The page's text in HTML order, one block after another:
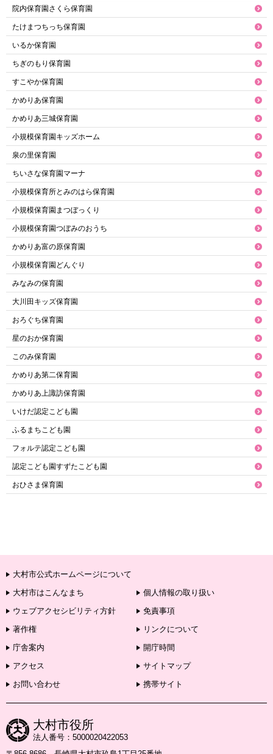
院内保育園さくら保育園
たけまつちっち保育園
いるか保育園
ちぎのもり保育園
すこやか保育園
かめりあ保育園
かめりあ三城保育園
小規模保育園キッズホーム
泉の里保育園
ちいさな保育園マーナ
小規模保育所とみのはら保育園
小規模保育園まつぼっくり
小規模保育園つぼみのおうち
かめりあ富の原保育園
小規模保育園どんぐり
みなみの保育園
大川田キッズ保育園
おろぐち保育園
星のおか保育園
このみ保育園
かめりあ第二保育園
かめりあ上諏訪保育園
いけだ認定こども園
ふるまちこども園
フォルテ認定こども園
認定こども園すずたこども園
おひさま保育園
大村市公式ホームページについて
大村市はこんなまち
個人情報の取り扱い
ウェブアクセシビリティ方針
免責事項
著作権
リンクについて
庁舎案内
開庁時間
アクセス
サイトマップ
お問い合わせ
携帯サイト
大村市役所
法人番号：5000020422053